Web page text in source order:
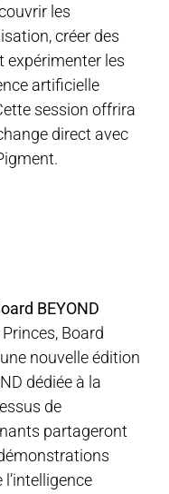
les
créer des
expérimenter les
artificielle
session offrira
direct avec
BEYOND
Board
nouvelle édition
dédiée à la
de
partageront